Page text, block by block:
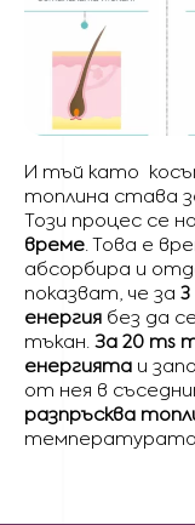
И тъй като
топлина става
Този процес се
време. Това е
абсорбира и
показват, че за
енергия без да
тъкан. За 20 ms
енергията и
от нея в
разпръсква
температурата